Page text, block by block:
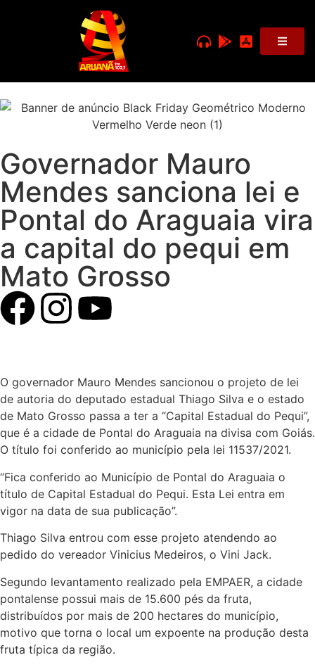
Governador Mauro
Mendes sanciona lei e
Pontal do Araguaia vira
a capital do pequi em
Mato Grosso
O governador Mauro Mendes sancionou o projeto de lei
de autoria do deputado estadual Thiago Silva e o estado
de Mato Grosso passa a ter a “Capital Estadual do Pequi”,
que é a cidade de Pontal do Araguaia na divisa com Goiás.
O título foi conferido ao município pela lei 11537/2021.
“Fica conferido ao Município de Pontal do Araguaia o
título de Capital Estadual do Pequi. Esta Lei entra em
vigor na data de sua publicação”.
Thiago Silva entrou com esse projeto atendendo ao
pedido do vereador Vinicius Medeiros, o Vini Jack.
Segundo levantamento realizado pela EMPAER, a cidade
pontalense possui mais de 15.600 pés da fruta,
distribuídos por mais de 200 hectares do município,
motivo que torna o local um expoente na produção desta
fruta típica da região.